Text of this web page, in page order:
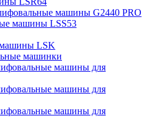
машины G2440 PRO
машины LSS53
машины LSK
машинки
машины для
машины для
машины для